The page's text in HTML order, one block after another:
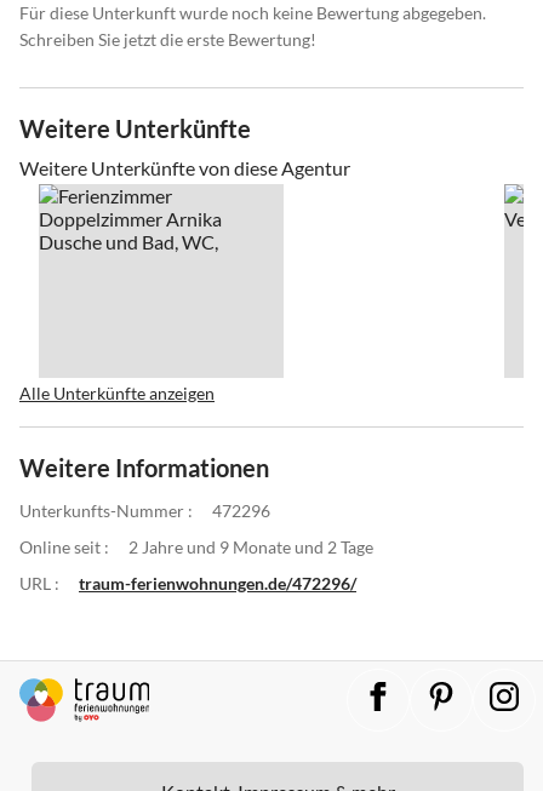
Für diese Unterkunft wurde noch keine Bewertung abgegeben.
Schreiben Sie jetzt die erste Bewertung!
Weitere Unterkünfte
Weitere Unterkünfte von diese Agentur
Alle Unterkünfte anzeigen
Weitere Informationen
Unterkunfts-Nummer :
472296
Online seit :
2 Jahre und 9 Monate und 2 Tage
URL :
traum-ferienwohnungen.de/472296/